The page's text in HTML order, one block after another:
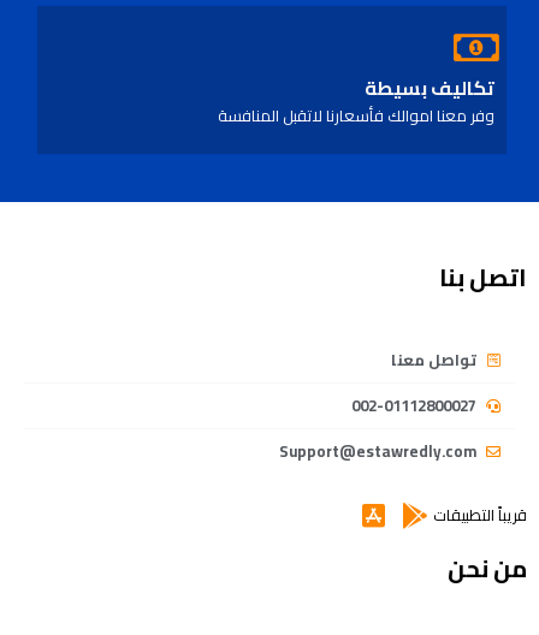
تكاليف بسيطة
وفر معنا اموالك فأسعارنا لاتقبل المنافسة
اتصل بنا
تواصل معنا
002-01112800027
Support@estawredly.com
قريباً التطبيقات
من نحن